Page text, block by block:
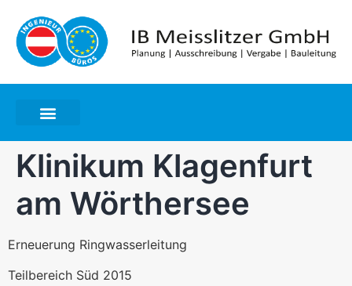
Klinikum Klagenfurt
am Wörthersee
Erneuerung Ringwasserleitung
Teilbereich Süd 2015